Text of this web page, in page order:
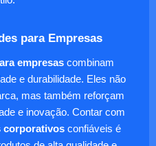
para Empresas
empresas combinam
e durabilidade. Eles não
mas também reforçam
e inovação. Contar com
corporativos confiáveis é